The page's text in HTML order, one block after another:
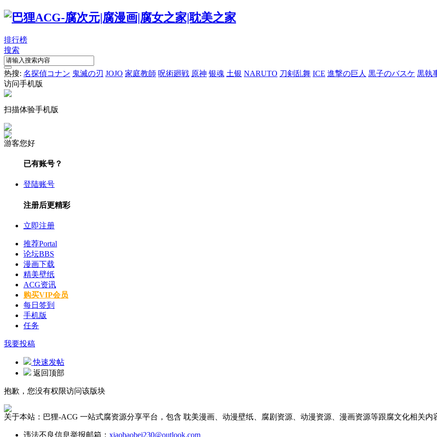
排行榜
搜索
热搜: 名探偵コナン 鬼滅の刃 JOJO 家庭教師 呪術廻戦 原神 银魂 土银 NARUTO 刀剣乱舞 ICE 進撃の巨人 黒子のバスケ 黒執
访问手机版
扫描体验手机版
游客您好
已有账号？
登陆账号
注册后更精彩
立即注册
推荐Portal
论坛BBS
漫画下载
精美壁纸
ACG资讯
购买VIP会员
每日签到
手机版
任务
我要投稿
快速发帖
返回顶部
抱歉，您没有权限访问该版块
关于本站：巴狸-ACG 一站式腐资源分享平台，包含 耽美漫画、动漫壁纸、腐剧资源、动漫资源、漫画资源等跟腐文化相关内
违法不良信息举报邮箱： xiaobaobei230@outlook.com